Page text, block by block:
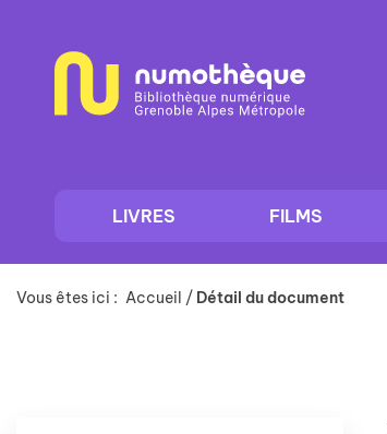
contenu
LIVRES FILMS
Vous êtes ici : Accueil / Détail du document